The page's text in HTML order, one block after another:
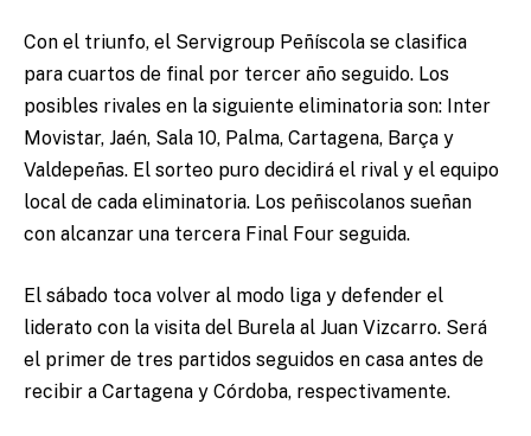
Con el triunfo, el Servigroup Peñíscola se clasifica
para cuartos de final por tercer año seguido. Los
posibles rivales en la siguiente eliminatoria son: Inter
Movistar, Jaén, Sala 10, Palma, Cartagena, Barça y
Valdepeñas. El sorteo puro decidirá el rival y el equipo
local de cada eliminatoria. Los peñiscolanos sueñan
con alcanzar una tercera Final Four seguida.
El sábado toca volver al modo liga y defender el
liderato con la visita del Burela al Juan Vizcarro. Será
el primer de tres partidos seguidos en casa antes de
recibir a Cartagena y Córdoba, respectivamente.